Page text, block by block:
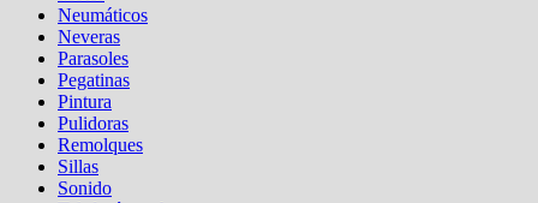
Neumáticos
Neveras
Parasoles
Pegatinas
Pintura
Pulidoras
Remolques
Sillas
Sonido